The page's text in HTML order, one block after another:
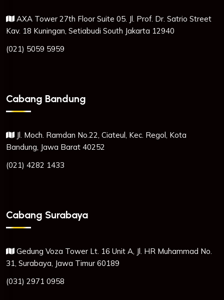
AXA Tower 27th Floor Suite 05. Jl. Prof. Dr. Satrio Street
Kav. 18 Kuningan, Setiabudi South Jakarta 12940
(021) 5059 5959
Cabang Bandung
Jl. Moch. Ramdan No.22, Ciateul, Kec. Regol, Kota
Bandung, Jawa Barat 40252
(021) 4282 1433
Cabang Surabaya
Gedung Voza Tower Lt. 16 Unit A, Jl. HR Muhammad No.
31, Surabaya, Jawa Timur 60189
(031) 2971 0958